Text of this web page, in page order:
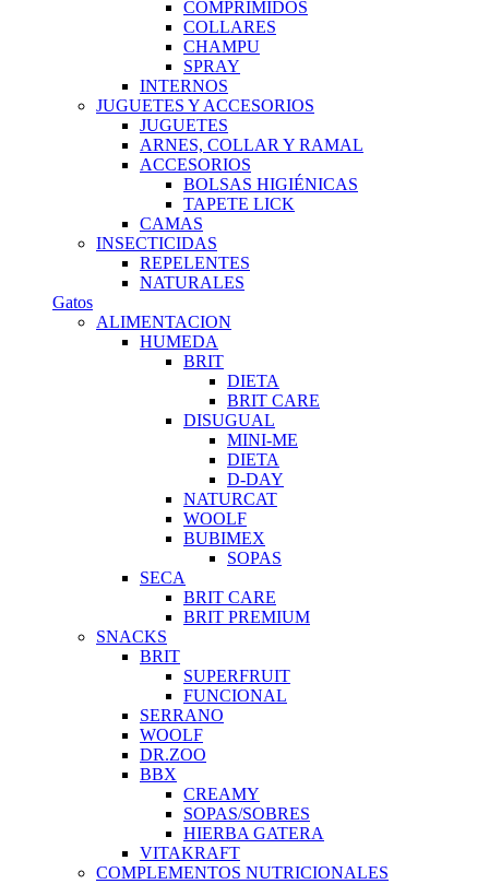
COMPRIMIDOS
COLLARES
CHAMPU
SPRAY
INTERNOS
JUGUETES Y ACCESORIOS
JUGUETES
ARNES, COLLAR Y RAMAL
ACCESORIOS
BOLSAS HIGIÉNICAS
TAPETE LICK
CAMAS
INSECTICIDAS
REPELENTES
NATURALES
Gatos
ALIMENTACION
HUMEDA
BRIT
DIETA
BRIT CARE
DISUGUAL
MINI-ME
DIETA
D-DAY
NATURCAT
WOOLF
BUBIMEX
SOPAS
SECA
BRIT CARE
BRIT PREMIUM
SNACKS
BRIT
SUPERFRUIT
FUNCIONAL
SERRANO
WOOLF
DR.ZOO
BBX
CREAMY
SOPAS/SOBRES
HIERBA GATERA
VITAKRAFT
COMPLEMENTOS NUTRICIONALES